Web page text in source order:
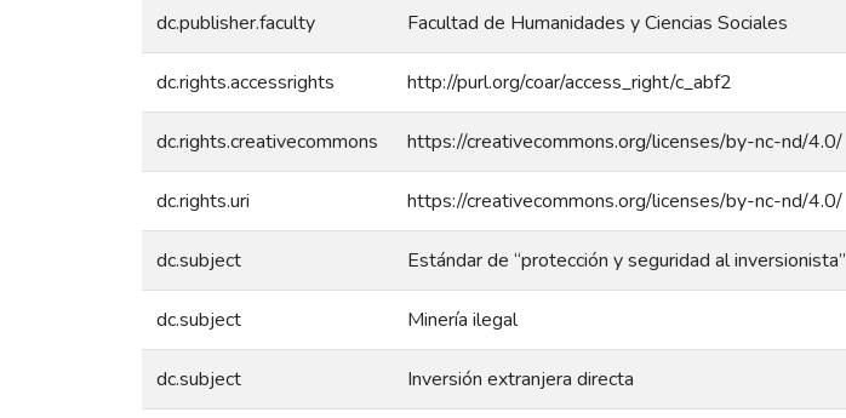
dc.publisher.faculty Facultad de Humanidades y Ciencias Sociales
dc.rights.accessrights http://purl.org/coar/access_right/c_abf2
dc.rights.creativecommons https://creativecommons.org/licenses/by-nc-nd/4.0/
dc.rights.uri https://creativecommons.org/licenses/by-nc-nd/4.0/
dc.subject Estándar de “protección y seguridad al inversionista”
dc.subject Minería ilegal
dc.subject Inversión extranjera directa